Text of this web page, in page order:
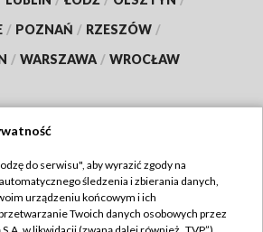
/ POZNAŃ / RZESZÓW /
/ WARSZAWA / WROCŁAW
TVP
Regulamin TVP
do serwisu", aby wyrazić zgody na
śledzenia i zbierania danych,
urządzeniu końcowym i ich
Twoich danych osobowych przez